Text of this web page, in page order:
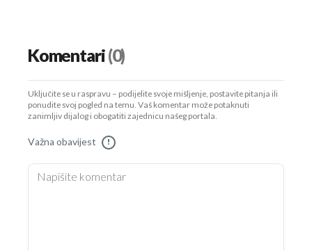
Komentari(0)
Uključite se u raspravu – podijelite svoje mišljenje, postavite pitanja ili
ponudite svoj pogled na temu. Vaš komentar može potaknuti
zanimljiv dijalog i obogatiti zajednicu našeg portala.
Važna obavijest !